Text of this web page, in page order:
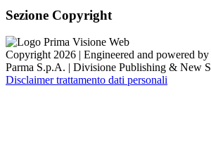
Sezione Copyright
Copyright 2026 | Engineered and powered
Parma S.p.A. | Divisione Publishing & New
Disclaimer trattamento dati personali